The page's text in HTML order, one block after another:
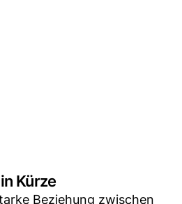
Kürze
Beziehung zwischen